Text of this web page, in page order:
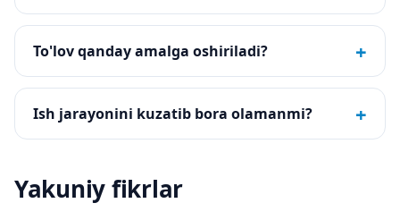
To'lov qanday amalga oshiriladi? +
Ish jarayonini kuzatib bora olamanmi? +
Yakuniy fikrlar